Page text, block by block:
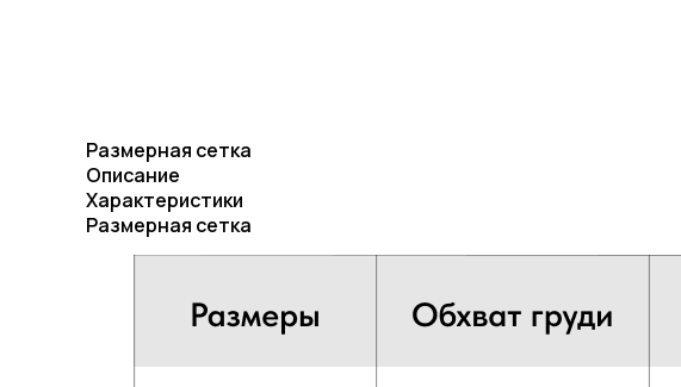
Размерная сетка
Описание
Характеристики
Размерная сетка